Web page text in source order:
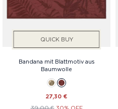
QUICK BUY
Bandana mit Blattmotiv aus
Baumwolle
27,30 €